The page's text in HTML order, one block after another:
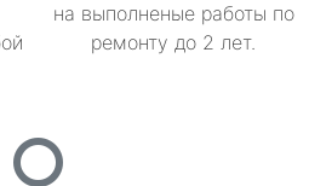
на выполненые работы по
ремонту до 2 лет.